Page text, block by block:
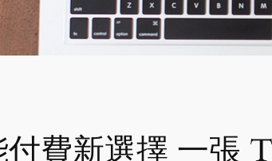
費新選擇 一張